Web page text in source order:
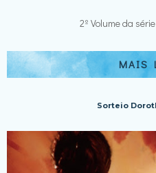
2º Volume da
MAIS
Sorteio